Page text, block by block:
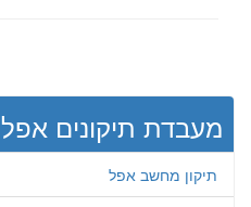
מעבדת תיקונים אפל
תיקון מחשב אפל